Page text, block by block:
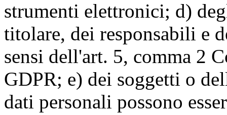
strumenti elettronici; d)
titolare, dei responsabili e
sensi dell'art. 5, comma 2
GDPR; e) dei soggetti o
dati personali possono